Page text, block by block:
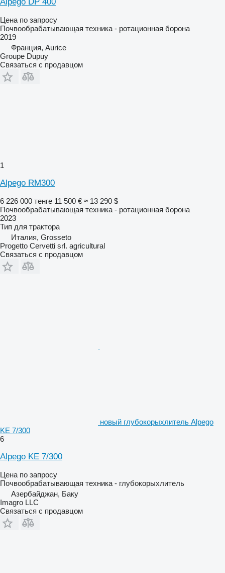
Цена по запросу
Почвообрабатывающая техника - ротационная борона
2019
Франция, Aurice
Groupe Dupuy
Связаться с продавцом
1
Alpego RM300
6 226 000 тенге 11 500 € ≈ 13 290 $
Почвообрабатывающая техника - ротационная борона
2023
Тип для трактора
Италия, Grosseto
Progetto Cervetti srl. agricultural
Связаться с продавцом
новый глубокорыхлитель Alpego
KE 7/300
6
Alpego KE 7/300
Цена по запросу
Почвообрабатывающая техника - глубокорыхлитель
Азербайджан, Баку
Imagro LLC
Связаться с продавцом